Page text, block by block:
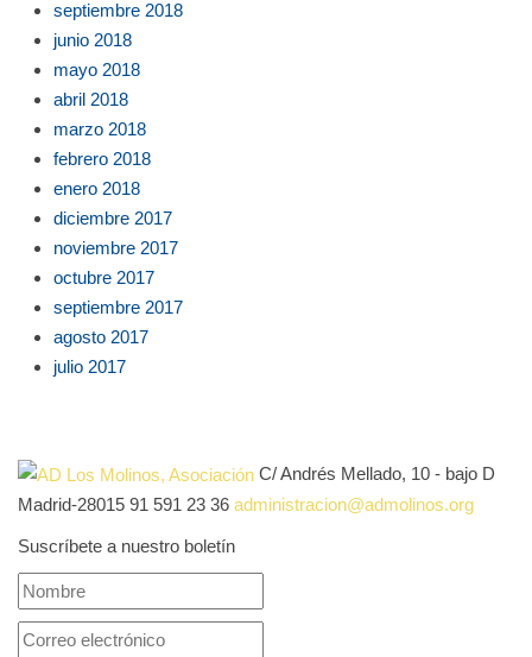
septiembre 2018
junio 2018
mayo 2018
abril 2018
marzo 2018
febrero 2018
enero 2018
diciembre 2017
noviembre 2017
octubre 2017
septiembre 2017
agosto 2017
julio 2017
C/ Andrés Mellado, 10 - bajo D
Madrid-28015 91 591 23 36 administracion@admolinos.org
Suscríbete a nuestro boletín